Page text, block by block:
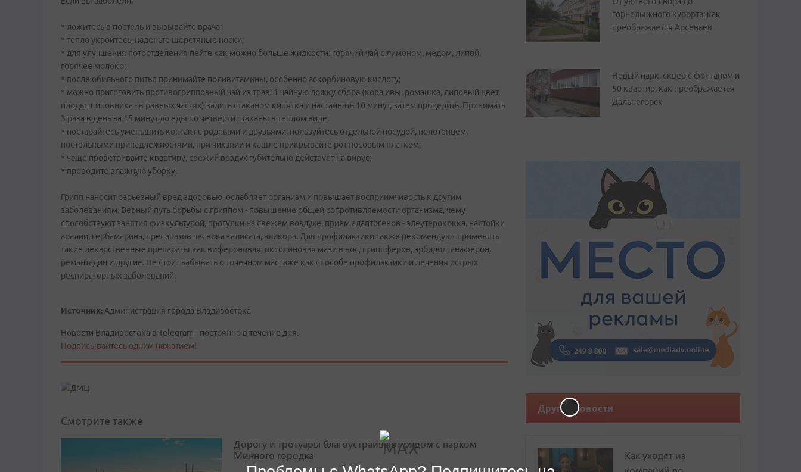
* ложитесь в постель и вызывайте врача;
* тепло укройтесь, наденьте шерстяные носки;
* для улучшения потоотделения пейте как можно больше жидкости: горячий чай с лимоном, медом, липой,
горячее молоко;
* после обильного питья принимайте поливитамины, особенно аскорбиновую кислоту;
* можно приготовить противогриппозный чай из трав: 1 чайную ложку сбора (кора ивы, ромашка, липовый цвет,
плоды шиповника - в равных частях) залить стаканом кипятка и настаивать 10 минут, затем процедить. Принимать
3 раза в день за 15 минут до еды по четверти стаканы в теплом виде;
* постарайтесь уменьшить контакт с родными и друзьями, пользуйтесь отдельной посудой, полотенцем,
постельными принадлежностями, при чихании и кашле прикрывайте рот носовым платком;
* чаще проветривайте квартиру, свежий воздух губительно действует на вирус;
* проводите влажную уборку.
Грипп наносит серьезный вред здоровью, ослабляет организм и повышает восприимчивость к другим
заболеваниям. Верный путь борьбы с гриппом - повышение общей сопротивляемости организма, чему
способствуют занятия физкультурой, прогулки на свежем воздухе, прием адаптогенов - элеутерококка, настойки
аралии, гербамарина, препаратов чеснока - алисата, аликора. Для профилактики также рекомендуют применять
такие лекарственные препараты как вифероновая, оксолиновая мази в нос, гриппферон, арбидол, анаферон,
ремантадин и другие. Не стоит забывать о точечном массаже как способе профилактики и лечения острых
респираторных заболеваний.
Источник: Администрация города Владивостока
Новости Владивостока в Telegram - постоянно в течение дня.
Подписывайтесь одним нажатием!
Смотрите также
Дорогу и тротуары благоустраивают рядом с парком
Минного городка
горнолыжного курорта: как
преображается Арсеньев
Новый парк, сквер с фонтаном и
50 квартир: как преображается
Дальнегорск
Другие новости
Как уходят из